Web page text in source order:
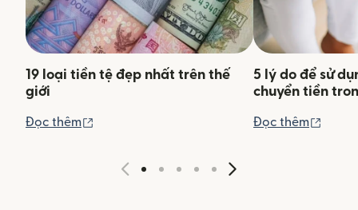
19 loại tiền tệ đẹp nhất trên thế
giới
Đọc thêm
5 lý do để sử
chuyển tiền
Đọc thêm